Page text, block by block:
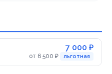
7 000 ₽
от 6 500 ₽ льготная